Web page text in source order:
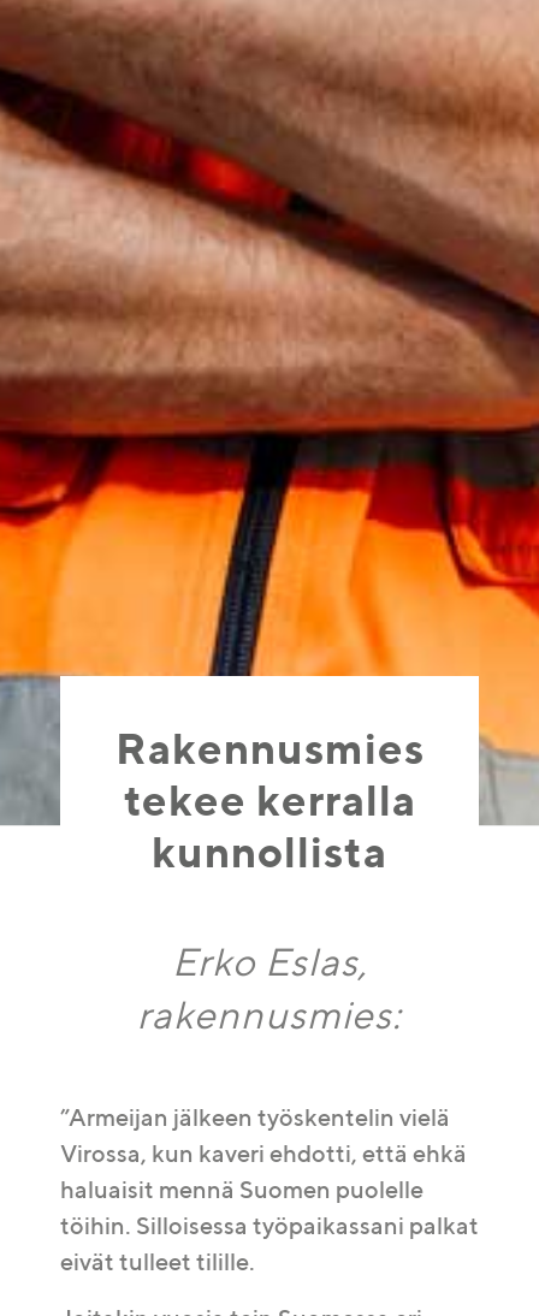
Rakennusmies
tekee kerralla
kunnollista
Erko Eslas,
rakennusmies:
”Armeijan jälkeen työskentelin vielä
Virossa, kun kaveri ehdotti, että ehkä
haluaisit mennä Suomen puolelle
töihin. Silloisessa työpaikassani palkat
eivät tulleet tilille.